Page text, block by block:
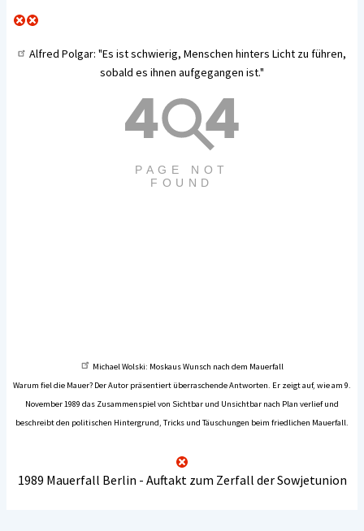
Alfred Polgar: "Es ist schwierig, Menschen hinters Licht zu führen,
sobald es ihnen aufgegangen ist."
Michael Wolski: Moskaus Wunsch nach dem Mauerfall
Warum fiel die Mauer? Der Autor präsentiert überraschende Antworten. Er zeigt auf, wie am 9.
November 1989 das Zusammenspiel von Sichtbar und Unsichtbar nach Plan verlief und
beschreibt den politischen Hintergrund, Tricks und Täuschungen beim friedlichen Mauerfall.
1989 Mauerfall Berlin - Auftakt zum Zerfall der Sowjetunion